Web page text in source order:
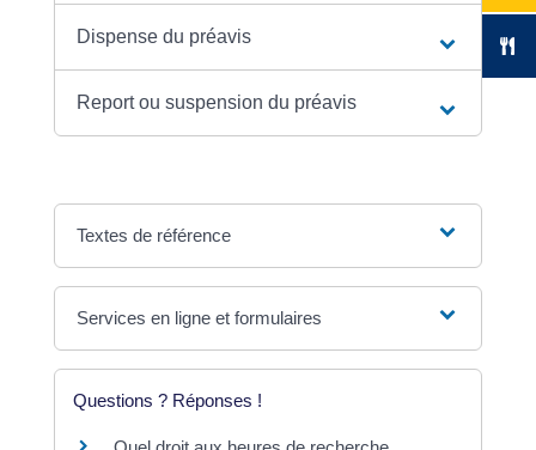
Dispense du préavis
Report ou suspension du préavis
Textes de référence
Services en ligne et formulaires
Questions ? Réponses !